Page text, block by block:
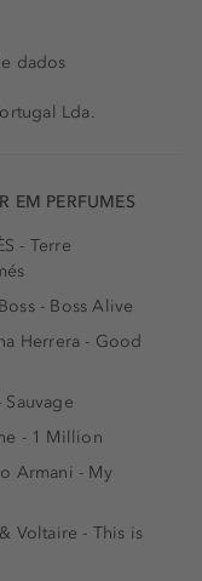
dados
Lda.
EM PERFUMES
- Terre
- Boss Alive
Herrera - Good
Sauvage
- 1 Million
Armani - My
Voltaire - This is